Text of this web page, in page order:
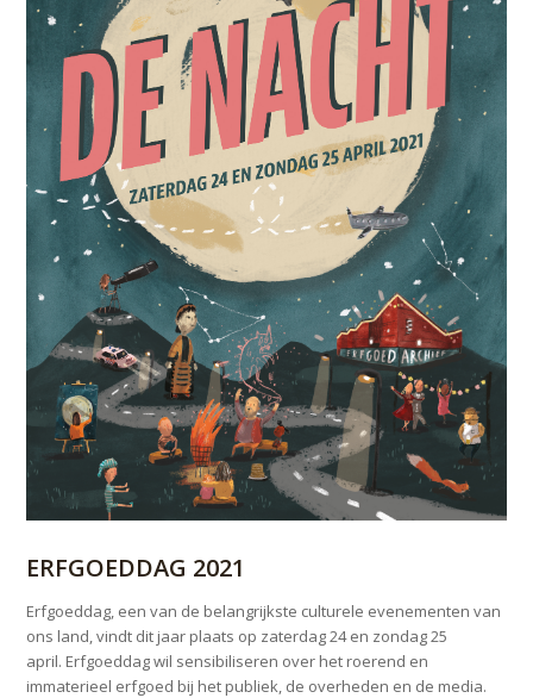
ERFGOEDDAG 2021
Erfgoeddag, een van de belangrijkste culturele evenementen van
ons land, vindt dit jaar plaats op zaterdag 24 en zondag 25
april. Erfgoeddag wil sensibiliseren over het roerend en
immaterieel erfgoed bij het publiek, de overheden en de media.